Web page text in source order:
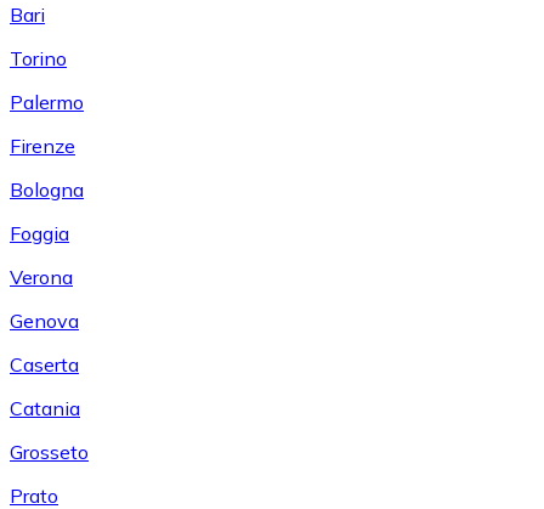
Bari
Torino
Palermo
Firenze
Bologna
Foggia
Verona
Genova
Caserta
Catania
Grosseto
Prato